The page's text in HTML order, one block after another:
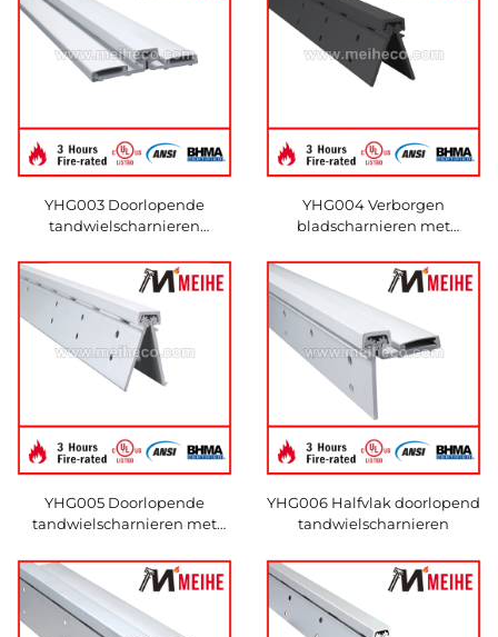
YHG003 Doorlopende
tandwielscharnieren
YHG004 Verborgen
bladscharnieren met
YHG005 Doorlopende
tandwielscharnieren met
YHG006 Halfvlak doorlopend
tandwielscharnieren